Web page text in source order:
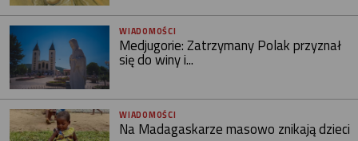
WIADOMOŚCI
Medjugorie: Zatrzymany Polak przyznał
się do winy i...
WIADOMOŚCI
Na Madagaskarze masowo znikają dzieci